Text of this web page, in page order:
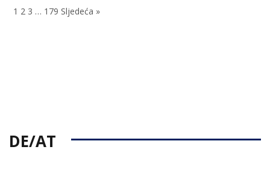
1 2 3 … 179 Sljedeća »
DE/AT